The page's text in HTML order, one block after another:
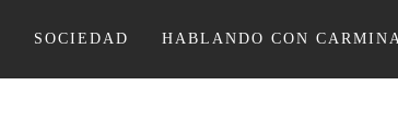
SOCIEDAD HABLANDO CON